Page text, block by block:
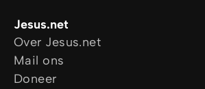
Jesus.net
Over Jesus.net
Mail ons
Doneer